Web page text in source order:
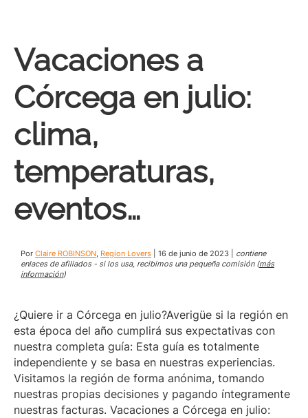
Vacaciones a
Córcega en julio:
clima,
temperaturas,
eventos…
Por Claire ROBINSON Region Lovers 16 de junio de 2023
contiene
enlaces de afiliados - si los usa, recibimos una pequeña comisión (más
información)
¿Quiere ir a Córcega en julio?Averigüe si la región en
esta época del año cumplirá sus expectativas con
nuestra completa guía: Esta guía es totalmente
independiente y se basa en nuestras experiencias.
Visitamos la región de forma anónima, tomando
nuestras propias decisiones y pagando íntegramente
nuestras facturas. Vacaciones a Córcega en julio: